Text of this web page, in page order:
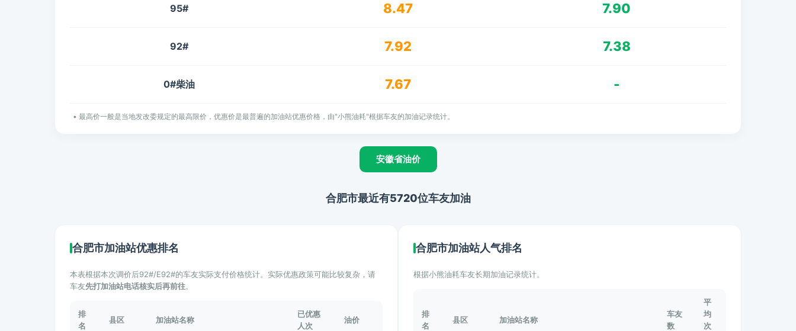
95# 8.47 7.90
92# 7.92 7.38
0#柴油 7.67 -
• 最高价一般是当地发改委规定的最高限价，优惠价是最普遍的加油站优惠价格，由"小熊油耗"根据车友的加油记录统计。
安徽省油价
合肥市最近有5720位车友加油
合肥市加油站优惠排名
本表根据本次调价后92#/E92#的车友实际支付价格统计。实际优惠政策可能比较复杂，请
车友先打加油站电话核实后再前往。
排
名
县区 加油站名称
已优惠
人次
油价
合肥市加油站人气排名
根据小熊油耗车友长期加油记录统计。
排
名
县区 加油站名称
车友
数
平
均
次